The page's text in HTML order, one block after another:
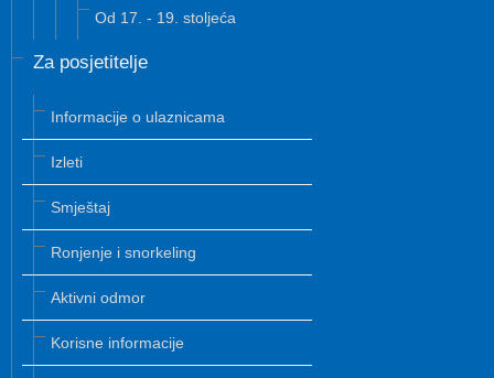
Od 17. - 19. stoljeća
Za posjetitelje
Informacije o ulaznicama
Izleti
Smještaj
Ronjenje i snorkeling
Aktivni odmor
Korisne informacije